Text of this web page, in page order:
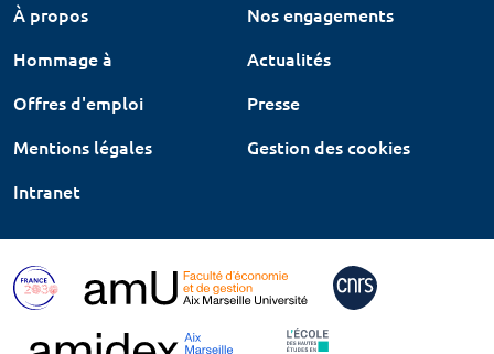
À propos
Nos engagements
Hommage à
Actualités
Offres d'emploi
Presse
Mentions légales
Gestion des cookies
Intranet